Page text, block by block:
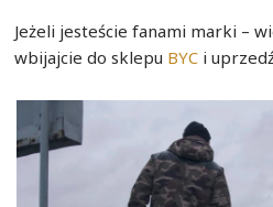
Jeżeli jesteście fanami marki –
wbijajcie do sklepu BYC i